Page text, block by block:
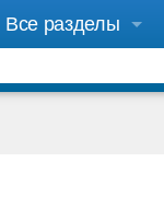
Все разделы